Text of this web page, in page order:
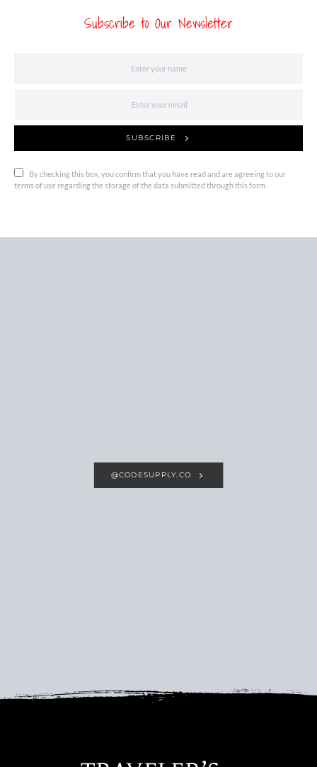
Subscribe to Our Newsletter
SUBSCRIBE
By checking this box, you confirm that you have read and are agreeing to our
terms of use regarding the storage of the data submitted through this form.
@CODESUPPLY.CO